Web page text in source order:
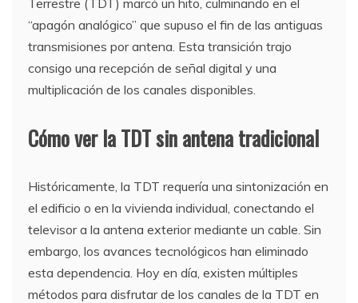
“apagón analógico” que supuso el fin de las antiguas
transmisiones por antena. Esta transición trajo
consigo una recepción de señal digital y una
multiplicación de los canales disponibles.
Cómo ver la TDT sin antena tradicional
Históricamente, la TDT requería una sintonización en
el edificio o en la vivienda individual, conectando el
televisor a la antena exterior mediante un cable. Sin
embargo, los avances tecnológicos han eliminado
esta dependencia. Hoy en día, existen múltiples
métodos para disfrutar de los canales de la TDT en